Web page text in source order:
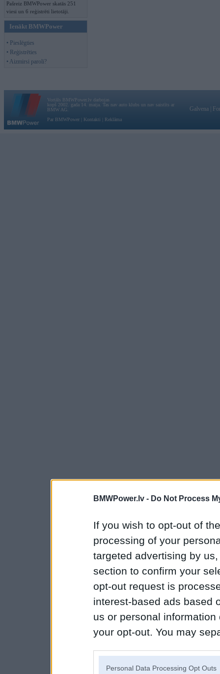
BMWPower.lv - Do Not Process
If you wish to opt-out of
processing of your
targeted advertising by
section to confirm your
opt-out request is
interest-based ads based
us or personal
your opt-out. You may
Personal Data Processing Opt Outs
Pašreiz BMWPower skatās 251
viesi un 6 reģistrēti lietotāji.
Ienākt BMWPower
• Pieslēgties
• Reģistrēties
• Aizmirsi paroli?
Vortāls BMWPower.lv darbojas
kopš 2002. gada 14. maija. Tas nav auto klubs un nav saistīts ar
BMW AG.
Par BMWPower
Kontakti Reklāma
Galvena